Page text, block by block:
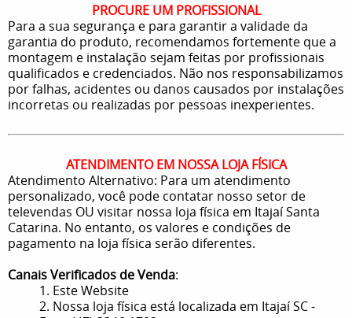
PROCURE UM PROFISSIONAL
Para a sua segurança e para garantir a validade da
garantia do produto, recomendamos fortemente que a
montagem e instalação sejam feitas por profissionais
qualificados e credenciados. Não nos responsabilizamos
por falhas, acidentes ou danos causados por instalações
incorretas ou realizadas por pessoas inexperientes.
ATENDIMENTO EM NOSSA LOJA FÍSICA
Atendimento Alternativo: Para um atendimento
personalizado, você pode contatar nosso setor de
televendas OU visitar nossa loja física em Itajaí Santa
Catarina. No entanto, os valores e condições de
pagamento na loja física serão diferentes.
Canais Verificados de Venda:
1. Este Website
2. Nossa loja física está localizada em Itajaí SC -